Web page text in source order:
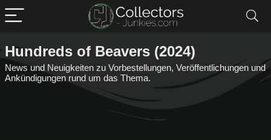
Hundreds of Beavers (2024)
News und Neuigkeiten zu Vorbestellungen, Veröffentlichungen und
Ankündigungen rund um das Thema.